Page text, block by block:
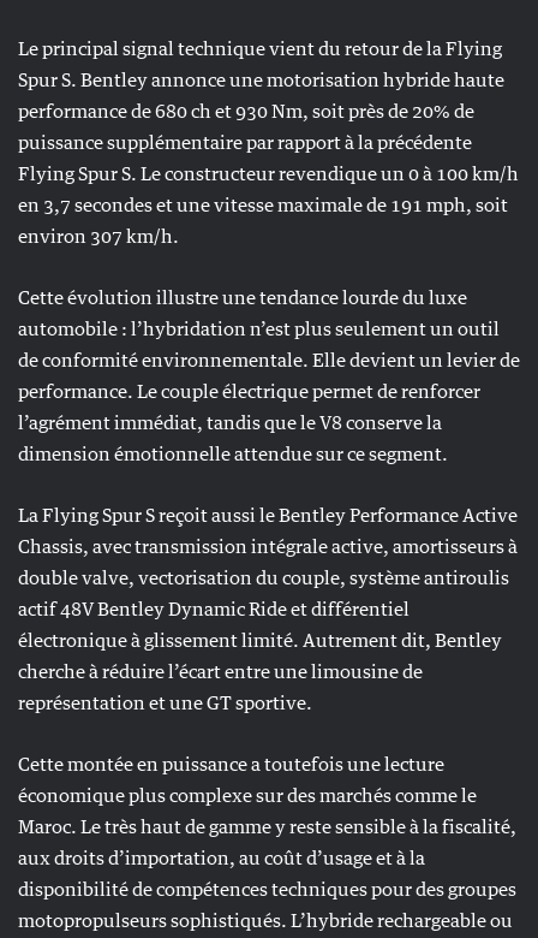
Le principal signal technique vient du retour de la Flying
Spur S. Bentley annonce une motorisation hybride haute
performance de 680 ch et 930 Nm, soit près de 20% de
puissance supplémentaire par rapport à la précédente
Flying Spur S. Le constructeur revendique un 0 à 100 km/h
en 3,7 secondes et une vitesse maximale de 191 mph, soit
environ 307 km/h.
Cette évolution illustre une tendance lourde du luxe
automobile : l’hybridation n’est plus seulement un outil
de conformité environnementale. Elle devient un levier de
performance. Le couple électrique permet de renforcer
l’agrément immédiat, tandis que le V8 conserve la
dimension émotionnelle attendue sur ce segment.
La Flying Spur S reçoit aussi le Bentley Performance Active
Chassis, avec transmission intégrale active, amortisseurs à
double valve, vectorisation du couple, système antiroulis
actif 48V Bentley Dynamic Ride et différentiel
électronique à glissement limité. Autrement dit, Bentley
cherche à réduire l’écart entre une limousine de
représentation et une GT sportive.
Cette montée en puissance a toutefois une lecture
économique plus complexe sur des marchés comme le
Maroc. Le très haut de gamme y reste sensible à la fiscalité,
aux droits d’importation, au coût d’usage et à la
disponibilité de compétences techniques pour des groupes
motopropulseurs sophistiqués. L’hybride rechargeable ou